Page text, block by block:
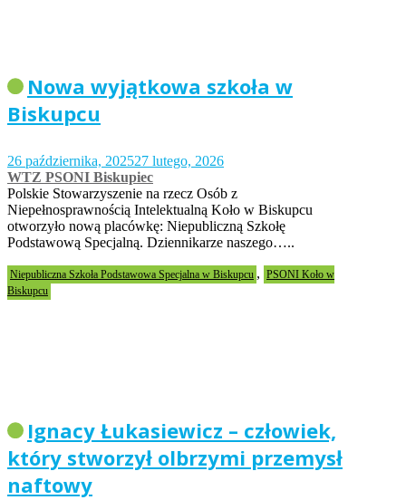
Nowa wyjątkowa szkoła w
Biskupcu
26 października, 202527 lutego, 2026
WTZ PSONI Biskupiec
Polskie Stowarzyszenie na rzecz Osób z
Niepełnosprawnością Intelektualną Koło w Biskupcu
otworzyło nową placówkę: Niepubliczną Szkołę
Podstawową Specjalną. Dziennikarze naszego…..
Niepubliczna Szkoła Podstawowa Specjalna w Biskupcu , PSONI Koło w
Biskupcu
Ignacy Łukasiewicz – człowiek,
który stworzył olbrzymi przemysł
naftowy